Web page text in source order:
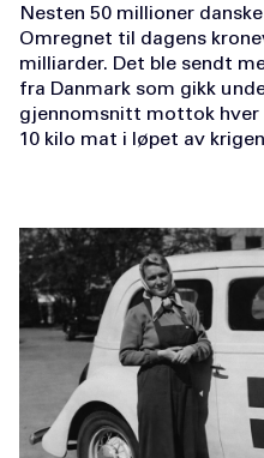
Nesten 50 millioner
Omregnet til dagens
milliarder. Det ble sendt
fra Danmark som gikk
gjennomsnitt mottok hver
10 kilo mat i løpet av